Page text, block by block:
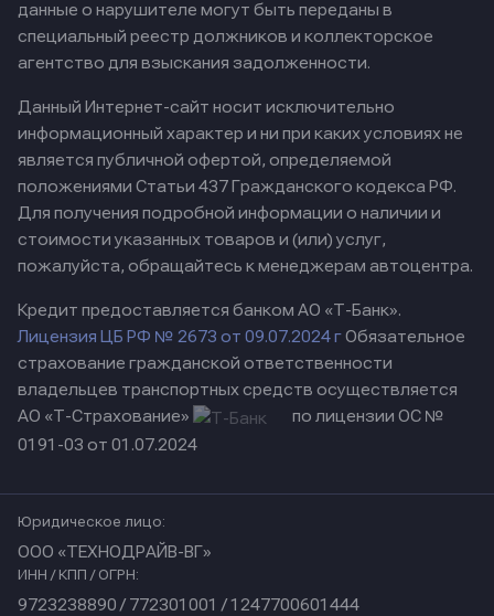
данные о нарушителе могут быть переданы в
специальный реестр должников и коллекторское
агентство для взыскания задолженности.
Данный Интернет-сайт носит исключительно
информационный характер и ни при каких условиях не
является публичной офертой, определяемой
положениями Статьи 437 Гражданского кодекса РФ.
Для получения подробной информации о наличии и
стоимости указанных товаров и (или) услуг,
пожалуйста, обращайтесь к менеджерам автоцентра.
Кредит предоставляется банком АО «Т-Банк».
Лицензия ЦБ РФ № 2673 от 09.07.2024 гОбязательное
страхование гражданской ответственности
владельцев транспортных средств осуществляется
АО «Т-Страхование»
по лицензии ОС №
0191-03 от 01.07.2024
Юридическое лицо:
ООО «ТЕХНОДРАЙВ-ВГ»
ИНН / КПП / ОГРН:
9723238890 / 772301001 / 1247700601444